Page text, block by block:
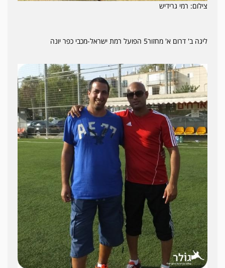
צילום: רמי גרידיש
ליגה ב' דרום א' מחזור5 הפועל רמת ישראל-מכבי כפר יונה